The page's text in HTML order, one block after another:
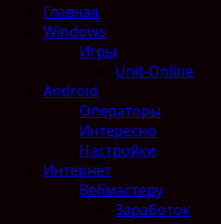
Главная
Windows
Игры
Unit-Online
Android
Операторы
Интересно
Настройки
Интернет
Вебмастеру
Заработок